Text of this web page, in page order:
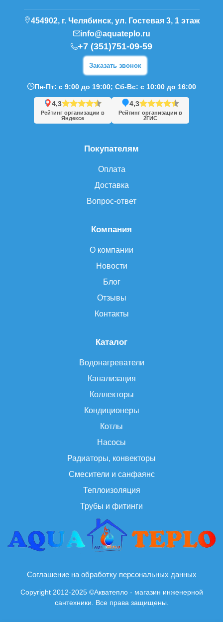
Каталог
Водонагреватели
Канализация
Коллекторы
Кондиционеры
Котлы
Насосы
Радиаторы, конвекторы
Смесители и санфаянс
Теплоизоляция
Трубы и фитинги
Компания
О компании
Новости
Блог
Отзывы
Контакты
Покупателям
Оплата
Доставка
Вопрос-ответ
454902, г. Челябинск, ул. Гостевая 3, 1 этаж
info@aquateplo.ru
+7 (351)751-09-59
Заказать звонок
Пн-Пт: с 9:00 до 19:00; Сб-Вс: с 10:00 до 16:00
4,3
Рейтинг организации в
Яндексе
4,3
Рейтинг организации в
2ГИС
Соглашение на обработку персональных данных
Copyright 2012-2025 ©Акватепло - магазин инженерной
сантехники. Все права защищены.